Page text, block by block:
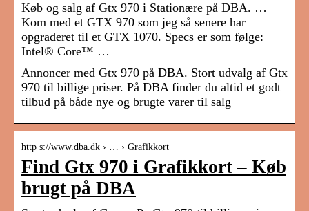
Køb og salg af Gtx 970 i Stationære på DBA. …
Kom med et GTX 970 som jeg så senere har
opgraderet til et GTX 1070. Specs er som følge:
Intel® Core™ …
Annoncer med Gtx 970 på DBA. Stort udvalg af Gtx
970 til billige priser. På DBA finder du altid et godt
tilbud på både nye og brugte varer til salg
http s://www.dba.dk › … › Grafikkort
Find Gtx 970 i Grafikkort – Køb
brugt på DBA